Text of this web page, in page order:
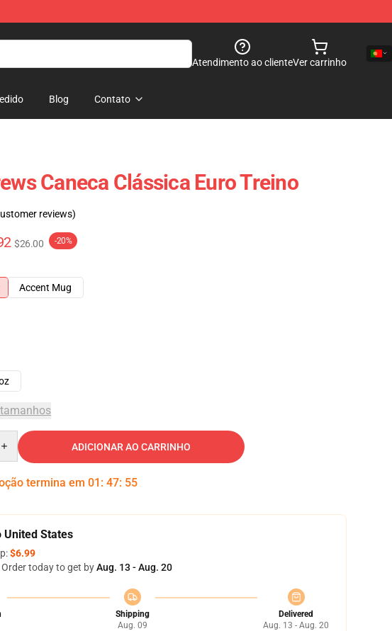
Atendimento ao clienteVer carrinho
Blog Contato
Caneca Clássica Euro Treino
reviews)
$26.00 -20%
Accent Mug
ADICIONAR AO CARRINHO
termina em 01 : 47: 54
United States
$6.99
today to get byAug. 13 - Aug. 20
Shipping
Aug. 09
Delivered
Aug. 13 - Aug. 20